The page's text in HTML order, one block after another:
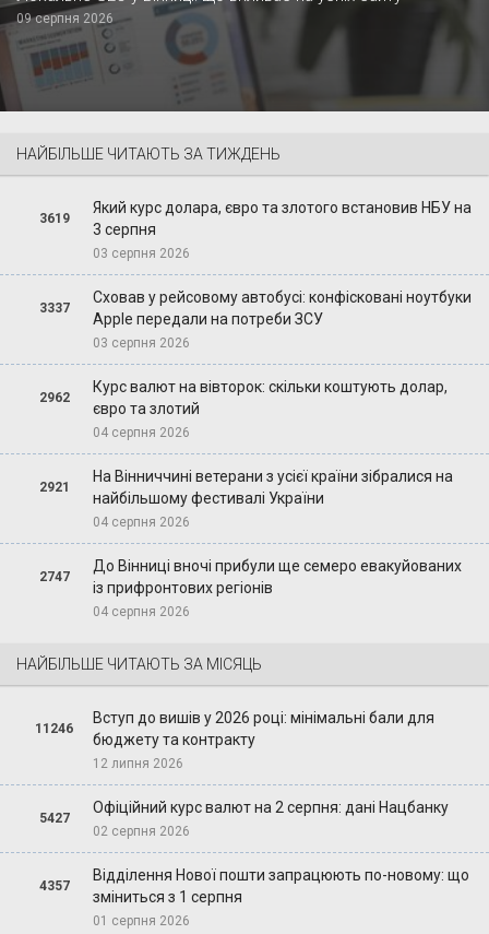
09 серпня 2026
НАЙБІЛЬШЕ ЧИТАЮТЬ ЗА ТИЖДЕНЬ
3619
Який курс долара, євро та злотого встановив НБУ на
3 серпня
03 серпня 2026
3337
Сховав у рейсовому автобусі: конфісковані ноутбуки
Apple передали на потреби ЗСУ
03 серпня 2026
2962
Курс валют на вівторок: скільки коштують долар,
євро та злотий
04 серпня 2026
2921
На Вінниччині ветерани з усієї країни зібралися на
найбільшому фестивалі України
04 серпня 2026
2747
До Вінниці вночі прибули ще семеро евакуйованих
із прифронтових регіонів
04 серпня 2026
НАЙБІЛЬШЕ ЧИТАЮТЬ ЗА МІСЯЦЬ
11246
Вступ до вишів у 2026 році: мінімальні бали для
бюджету та контракту
12 липня 2026
5427
Офіційний курс валют на 2 серпня: дані Нацбанку
02 серпня 2026
4357
Відділення Нової пошти запрацюють по-новому: що
зміниться з 1 серпня
01 серпня 2026